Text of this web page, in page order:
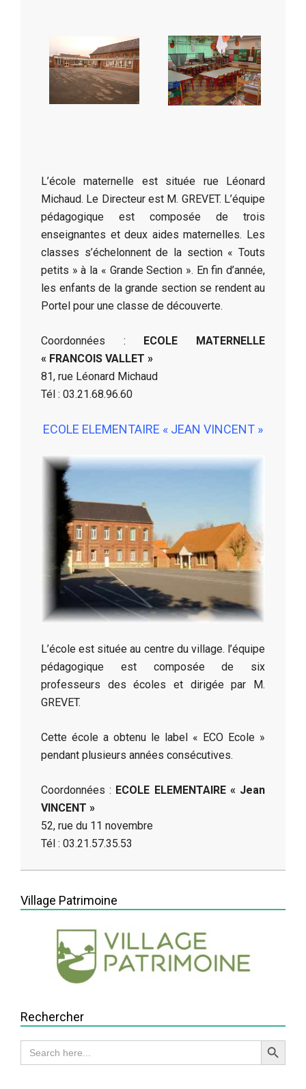
L’école maternelle est située rue Léonard
Michaud. Le Directeur est M. GREVET. L’équipe
pédagogique est composée de trois
enseignantes et deux aides maternelles. Les
classes s’échelonnent de la section « Touts
petits » à la « Grande Section ». En fin d’année,
les enfants de la grande section se rendent au
Portel pour une classe de découverte.
Coordonnées : ECOLE MATERNELLE
« FRANCOIS VALLET »
81, rue Léonard Michaud
Tél : 03.21.68.96.60
ECOLE ELEMENTAIRE « JEAN VINCENT »
L’école est située au centre du village. l’équipe
pédagogique est composée de six
professeurs des écoles et dirigée par M.
GREVET.
Cette école a obtenu le label « ECO Ecole »
pendant plusieurs années consécutives.
Coordonnées : ECOLE ELEMENTAIRE « Jean
VINCENT »
52, rue du 11 novembre
Tél : 03.21.57.35.53
2014-
13
Village Patrimoine
Rechercher
Search
for:
Search Button